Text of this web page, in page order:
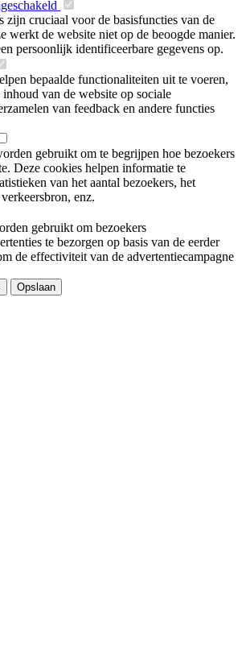
zijn cruciaal voor de basisfuncties van de
werkt de website niet op de beoogde manier.
persoonlijk identificeerbare gegevens op.
bepaalde functionaliteiten uit te voeren,
van de website op sociale
van feedback en andere functies
gebruikt om te begrijpen hoe bezoekers
Deze cookies helpen informatie te
van het aantal bezoekers, het
enz.
gebruikt om bezoekers
te bezorgen op basis van de eerder
de effectiviteit van de advertentiecampagne
Opslaan